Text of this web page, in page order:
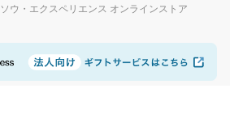
ソウ・エクスペリエンス オンラインストア